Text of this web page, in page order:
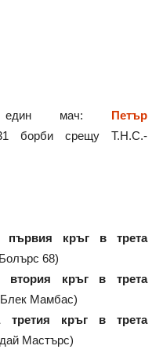
един мач: Петър
борби срещу Т.Н.С.-
първия кръг в трета
68)
втория кръг в трета
Мамбас)
третия кръг в трета
Мастърс)